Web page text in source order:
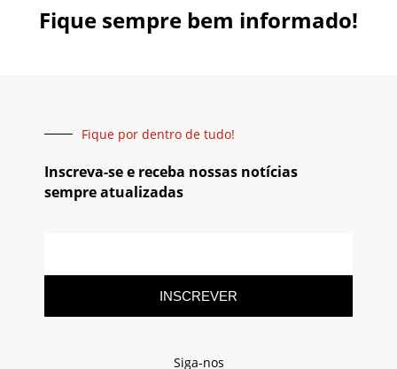
Fique sempre bem informado!
Fique por dentro de tudo!
Inscreva-se e receba nossas notícias
sempre atualizadas
INSCREVER
Siga-nos